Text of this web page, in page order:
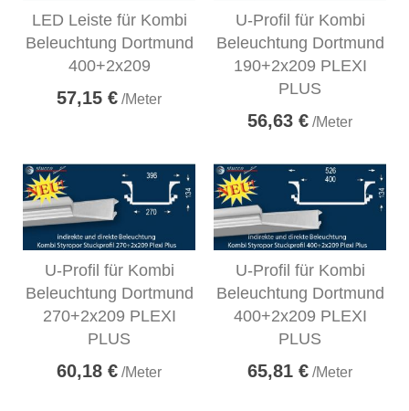
LED Leiste für Kombi
Beleuchtung Dortmund
400+2x209
57,15 € /Meter
U-Profil für Kombi
Beleuchtung Dortmund
190+2x209 PLEXI
PLUS
56,63 € /Meter
U-Profil für Kombi
Beleuchtung Dortmund
270+2x209 PLEXI
PLUS
60,18 € /Meter
U-Profil für Kombi
Beleuchtung Dortmund
400+2x209 PLEXI
PLUS
65,81 € /Meter